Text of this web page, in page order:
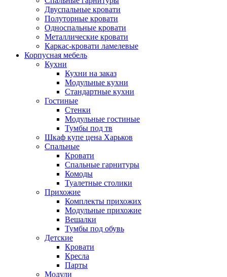
Двуспальные кровати
Полуторные кровати
Односпальные кровати
Металлические кровати
Каркас-кровати ламелевые
Корпусная мебель
Кухни
Кухни на заказ
Модульные кухни
Стандартные кухни
Гостиные
Стенки
Модульные гостиные
Тумбы под тв
Шкаф купе цена Харьков
Спальные
Кровати
Спальные гарнитуры
Комоды
Туалетные столики
Прихожие
Комплекты прихожих
Модульные прихожие
Вешалки
Тумбы под обувь
Детские
Кровати
Кресла
Парты
Модули